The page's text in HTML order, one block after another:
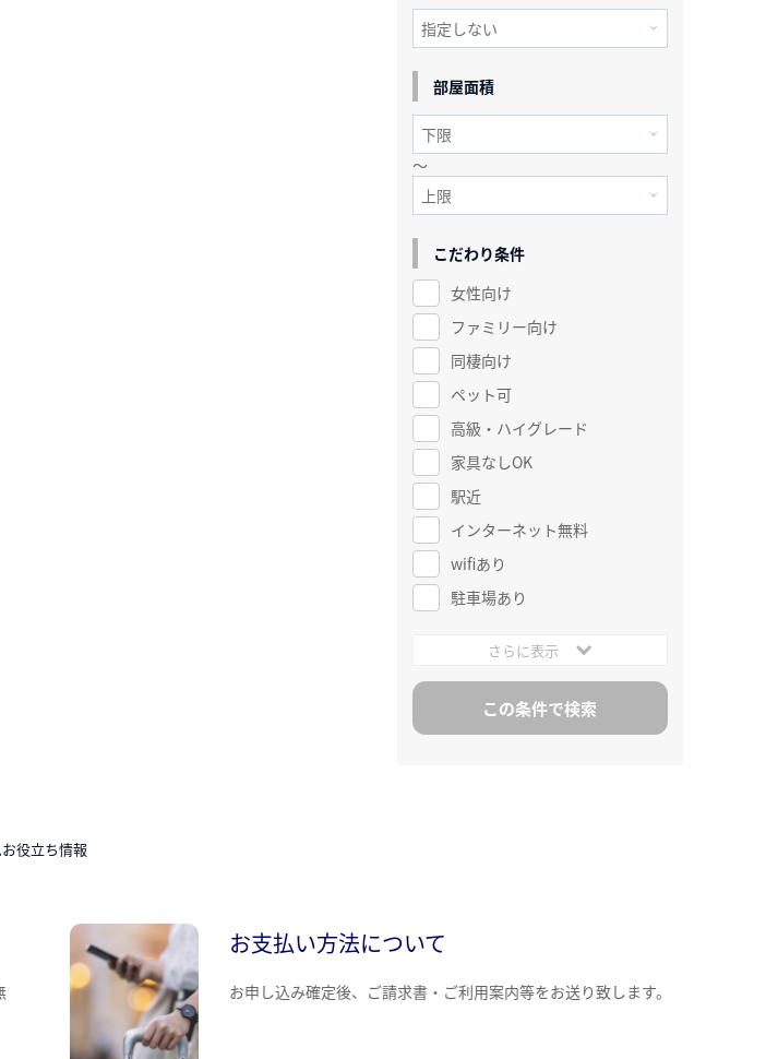
部屋面積
～
こだわり条件
女性向け
ファミリー向け
同棲向け
ペット可
高級・ハイグレード
家具なしOK
駅近
インターネット無料
wifiあり
駐車場あり
さらに表示
役立ち情報
お支払い方法について
お申し込み確定後、ご請求書・ご利用案内等をお送り致します。